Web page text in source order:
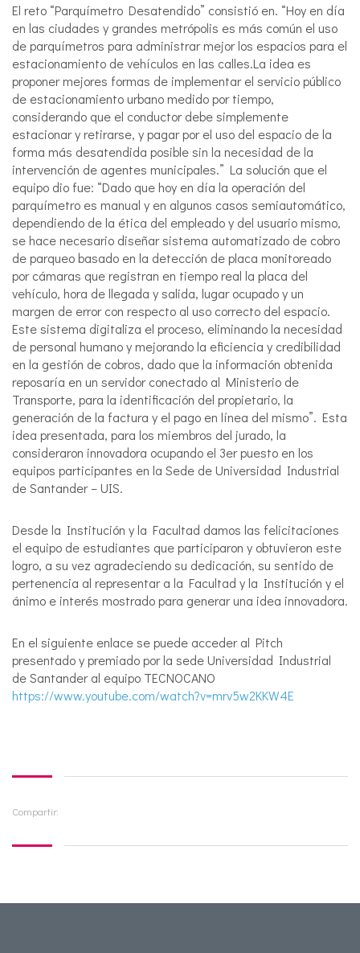
El reto “Parquímetro Desatendido” consistió en. “Hoy en día
en las ciudades y grandes metrópolis es más común el uso
de parquímetros para administrar mejor los espacios para el
estacionamiento de vehículos en las calles.La idea es
proponer mejores formas de implementar el servicio público
de estacionamiento urbano medido por tiempo,
considerando que el conductor debe simplemente
estacionar y retirarse, y pagar por el uso del espacio de la
forma más desatendida posible sin la necesidad de la
intervención de agentes municipales.” La solución que el
equipo dio fue: “Dado que hoy en día la operación del
parquímetro es manual y en algunos casos semiautomático,
dependiendo de la ética del empleado y del usuario mismo,
se hace necesario diseñar sistema automatizado de cobro
de parqueo basado en la detección de placa monitoreado
por cámaras que registran en tiempo real la placa del
vehículo, hora de llegada y salida, lugar ocupado y un
margen de error con respecto al uso correcto del espacio.
Este sistema digitaliza el proceso, eliminando la necesidad
de personal humano y mejorando la eficiencia y credibilidad
en la gestión de cobros, dado que la información obtenida
reposaría en un servidor conectado al Ministerio de
Transporte, para la identificación del propietario, la
generación de la factura y el pago en línea del mismo”. Esta
idea presentada, para los miembros del jurado, la
consideraron innovadora ocupando el 3er puesto en los
equipos participantes en la Sede de Universidad Industrial
de Santander – UIS.
Desde la Institución y la Facultad damos las felicitaciones
el equipo de estudiantes que participaron y obtuvieron este
logro, a su vez agradeciendo su dedicación, su sentido de
pertenencia al representar a la Facultad y la Institución y el
ánimo e interés mostrado para generar una idea innovadora.
En el siguiente enlace se puede acceder al Pitch
presentado y premiado por la sede Universidad Industrial
de Santander al equipo TECNOCANO
https://www.youtube.com/watch?v=mrv5w2KKW4E
Compartir: